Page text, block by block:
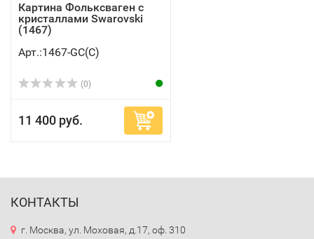
Картина Фольксваген с
кристаллами Swarovski
(1467)
Арт.:1467-GC(C)
(0)
11 400 руб.
КОНТАКТЫ
г. Москва, ул. Моховая, д.17, оф. 310